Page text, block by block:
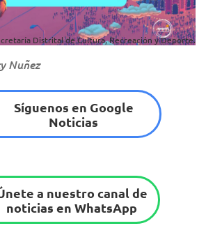
Distrital de Cultura, Recreación y Deporte.
Nuñez
Síguenos en Google
Noticias
a nuestro canal de
noticias en WhatsApp